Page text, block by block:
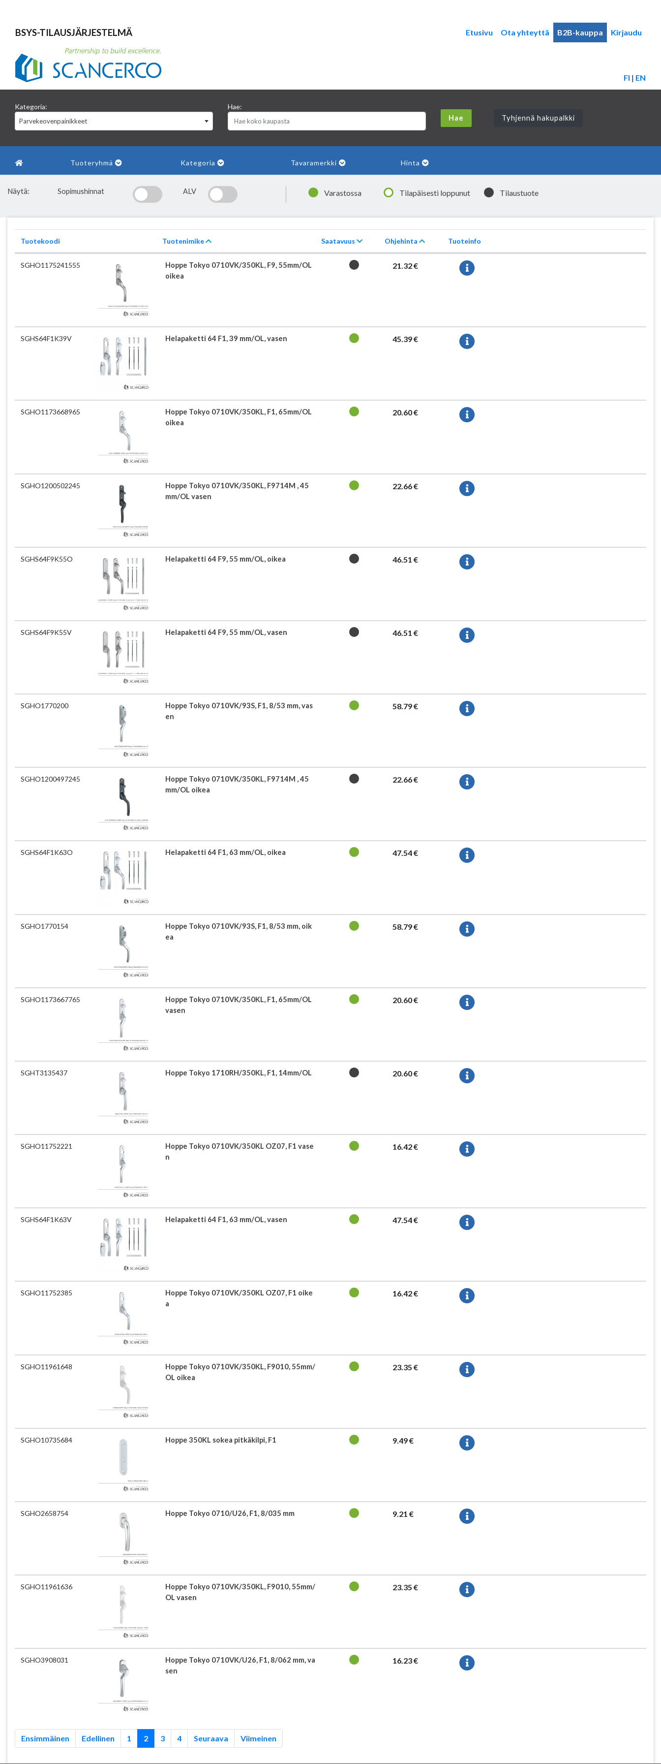
BSYS-TILAUSJÄRJESTELMÄ Etusivu Ota yhteyttä B2B-kauppa Kirjaudu
FI | EN
Kategoria:
Parvekeovenpainikkeet
Hae:
Tyhjennä hakupalkki
Tuoteryhmä Kategoria Tavaramerkki Hinta
Näytä: Sopimushinnat ALV | Varastossa Tilapäisesti loppunut Tilaustuote
Tuotekoodi Tuotenimike Saatavuus Ohjehinta Tuoteinfo
SGHO1175241555
Hoppe Tokyo 0710VK/350KL, F9, 55mm/OL
oikea
21.32 €
SGHS64F1K39V Helapaketti 64 F1, 39 mm/OL, vasen 45.39 €
SGHO1173668965
Hoppe Tokyo 0710VK/350KL, F1, 65mm/OL
oikea
20.60 €
SGHO1200502245
Hoppe Tokyo 0710VK/350KL, F9714M , 45
mm/OL vasen
22.66 €
SGHS64F9K55O Helapaketti 64 F9, 55 mm/OL, oikea 46.51 €
SGHS64F9K55V Helapaketti 64 F9, 55 mm/OL, vasen 46.51 €
SGHO1770200
Hoppe Tokyo 0710VK/93S, F1, 8/53 mm, vas
en
58.79 €
SGHO1200497245
Hoppe Tokyo 0710VK/350KL, F9714M , 45
mm/OL oikea
22.66 €
SGHS64F1K63O Helapaketti 64 F1, 63 mm/OL, oikea 47.54 €
SGHO1770154
Hoppe Tokyo 0710VK/93S, F1, 8/53 mm, oik
ea
58.79 €
SGHO1173667765
Hoppe Tokyo 0710VK/350KL, F1, 65mm/OL
vasen
20.60 €
SGHT3135437 Hoppe Tokyo 1710RH/350KL, F1, 14mm/OL 20.60 €
SGHO11752221
Hoppe Tokyo 0710VK/350KL OZ07, F1 vase
n
16.42 €
SGHS64F1K63V Helapaketti 64 F1, 63 mm/OL, vasen 47.54 €
SGHO11752385
Hoppe Tokyo 0710VK/350KL OZ07, F1 oike
a
16.42 €
SGHO11961648
Hoppe Tokyo 0710VK/350KL, F9010, 55mm/
OL oikea
23.35 €
SGHO10735684 Hoppe 350KL sokea pitkäkilpi, F1 9.49 €
SGHO2658754 Hoppe Tokyo 0710/U26, F1, 8/035 mm 9.21 €
SGHO11961636
Hoppe Tokyo 0710VK/350KL, F9010, 55mm/
OL vasen
23.35 €
SGHO3908031
Hoppe Tokyo 0710VK/U26, F1, 8/062 mm, va
sen
16.23 €
Ensimmäinen Edellinen 1 2 3 4 Seuraava Viimeinen